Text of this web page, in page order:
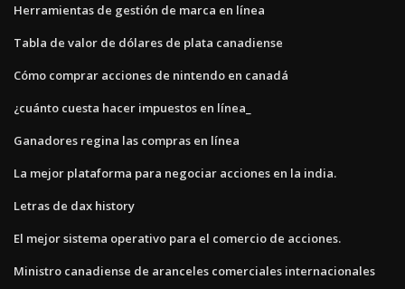
Herramientas de gestión de marca en línea
Tabla de valor de dólares de plata canadiense
Cómo comprar acciones de nintendo en canadá
¿cuánto cuesta hacer impuestos en línea_
Ganadores regina las compras en línea
La mejor plataforma para negociar acciones en la india.
Letras de dax history
El mejor sistema operativo para el comercio de acciones.
Ministro canadiense de aranceles comerciales internacionales